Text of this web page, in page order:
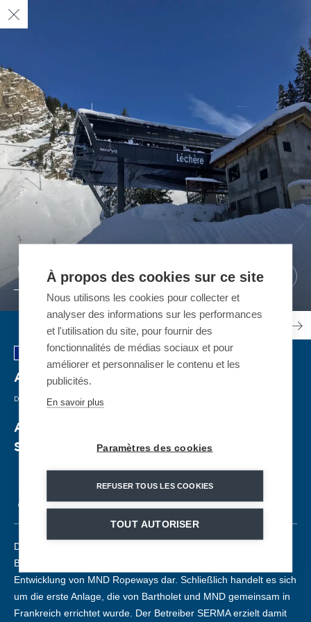
01 / 03
02 / 03
03 / 03
Avoriaz - La Léchère
DETACHABLE CHAIRLIFT
Avoriaz verbindet Frankreich und die
Schweiz über eine kuppelbare Sesselbahn
CD6
Diese kuppelbare, 6-sitzige Sesselbahn wurde Ende 2019 in
Betrieb genommen und stellt einen wichtigen Meilenstein in der
Entwicklung von MND Ropeways dar. Schließlich handelt es sich
um die erste Anlage, die von Bartholet und MND gemeinsam in
Frankreich errichtet wurde. Der Betreiber SERMA erzielt damit
À propos des cookies sur ce site
Nous utilisons les cookies pour collecter et
analyser des informations sur les performances
et l'utilisation du site, pour fournir des
fonctionnalités de médias sociaux et pour
améliorer et personnaliser le contenu et les
publicités.
En savoir plus
Paramètres des cookies
REFUSER TOUS LES COOKIES
TOUT AUTORISER